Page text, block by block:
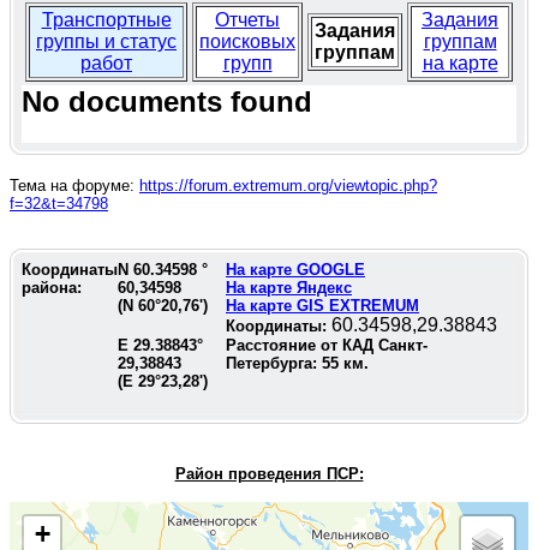
Транспортные
группы и статус
работ
Отчеты
поисковых
групп
Задания
группам
Задания
группам
на карте
No documents found
Тема на форуме: https://forum.extremum.org/viewtopic.php?
f=32&t=34798
Координаты
района:
N 60.34598 °
60,34598
(N 60°20,76')
На карте GOOGLE
На карте Яндекс
На карте GIS EXTREMUM
Координаты: 60.34598,29.38843
E 29.38843°
29,38843
(E 29°23,28')
Расстояние от КАД Санкт-
Петербурга: 55 км.
Район проведения ПСР:
+